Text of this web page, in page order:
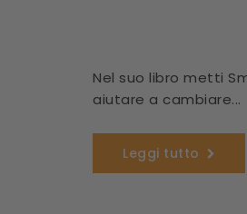
Nel suo libro metti
aiutare a cambiare...
Leggi tutto